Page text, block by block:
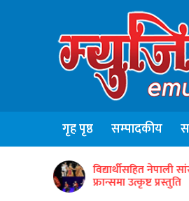
गृह पृष्ठ सम्पादकीय
एभरग्रिन वर्ल्ड वाइड
जना सम्मानित